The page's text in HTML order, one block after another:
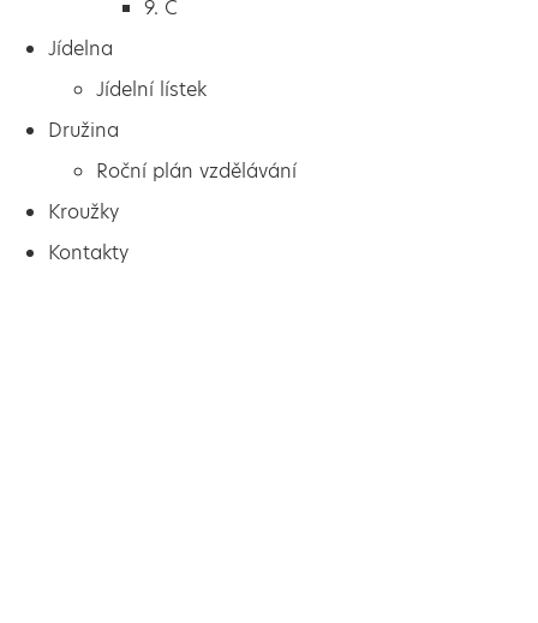
9. C
Jídelna
Jídelní lístek
Družina
Roční plán vzdělávání
Kroužky
Kontakty